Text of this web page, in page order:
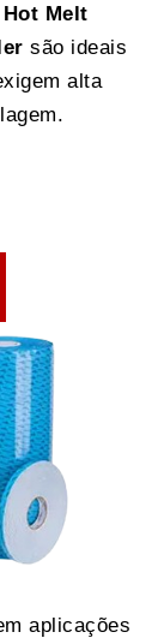
Hot Melt
são ideais
alta
aplicações